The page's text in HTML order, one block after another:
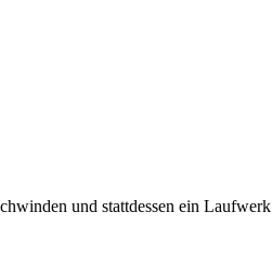
und stattdessen ein